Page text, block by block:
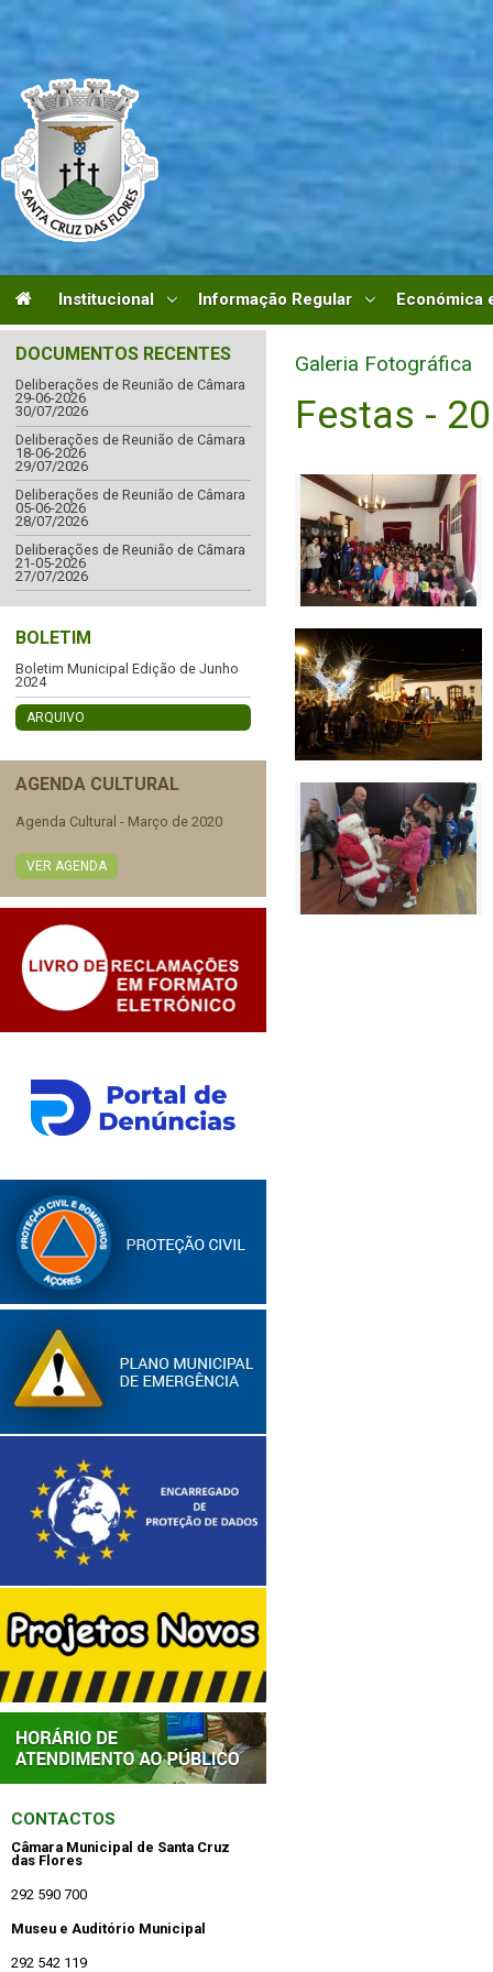
Institucional Informação Regular Económica
DOCUMENTOS RECENTES
Deliberações de Reunião de Câmara
29-06-2026
30/07/2026
Deliberações de Reunião de Câmara
18-06-2026
29/07/2026
Deliberações de Reunião de Câmara
05-06-2026
28/07/2026
Deliberações de Reunião de Câmara
21-05-2026
27/07/2026
BOLETIM
Boletim Municipal Edição de Junho
2024
ARQUIVO
AGENDA CULTURAL
Agenda Cultural - Março de 2020
VER AGENDA
CONTACTOS
Câmara Municipal de Santa Cruz
das Flores
292 590 700
Museu e Auditório Municipal
292 542 119
Galeria Fotográfica
Festas -